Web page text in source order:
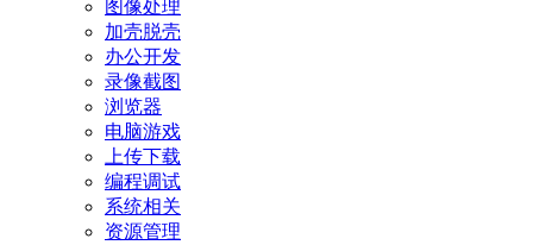
图像处理
加壳脱壳
办公开发
录像截图
浏览器
电脑游戏
上传下载
编程调试
系统相关
资源管理